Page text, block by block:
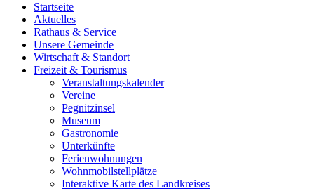
Startseite
Aktuelles
Rathaus & Service
Unsere Gemeinde
Wirtschaft & Standort
Freizeit & Tourismus
Veranstaltungskalender
Vereine
Pegnitzinsel
Museum
Gastronomie
Unterkünfte
Ferienwohnungen
Wohnmobilstellplätze
Interaktive Karte des Landkreises